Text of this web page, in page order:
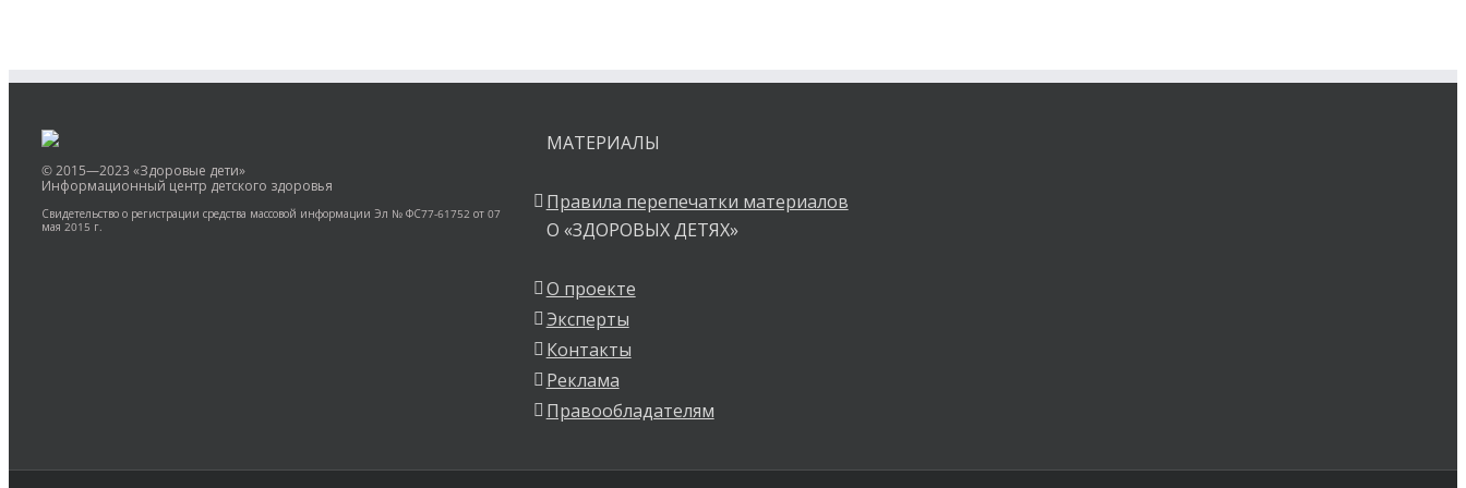
© 2015—2023 «Здоровые дети»
Информационный центр детского здоровья
Свидетельство о регистрации средства массовой информации Эл № ФС77-61752 от 07
мая 2015 г.
МАТЕРИАЛЫ
Правила перепечатки материалов
О «ЗДОРОВЫХ ДЕТЯХ»
О проекте
Эксперты
Контакты
Реклама
Правообладателям